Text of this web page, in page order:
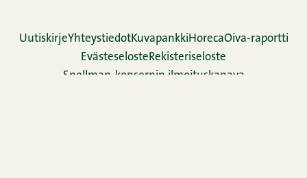
UutiskirjeYhteystiedotKuvapankki HorecaOiva-raportti
Evästeseloste Rekisteriseloste
Snellman-konsernin ilmoituskanava